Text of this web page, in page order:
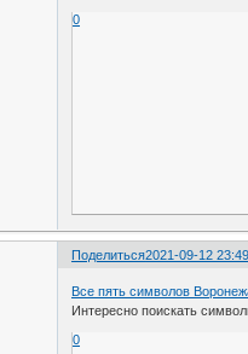
0
Поделиться2021-09-12
Все пять символов
Интересно поискать
0